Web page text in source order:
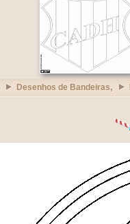
Desenhos de Bandeiras,